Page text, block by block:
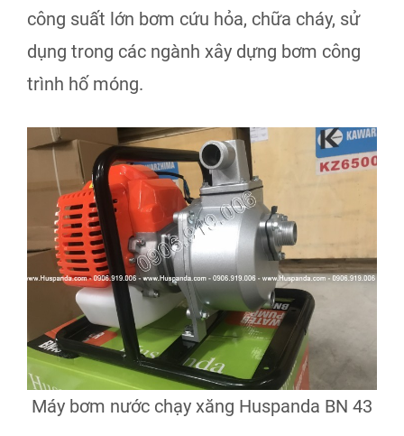
công suất lớn bơm cứu hỏa, chữa cháy, sử
dụng trong các ngành xây dựng bơm công
trình hố móng.
Máy bơm nước chạy xăng Huspanda BN 43